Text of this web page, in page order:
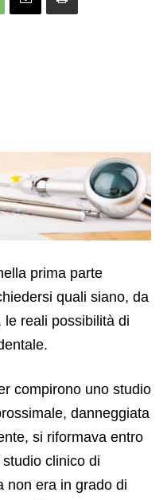
prima parte
quali siano, da
reali possibilità di
compirono uno studio
danneggiata
si riformava entro
clinico di
non era in grado di